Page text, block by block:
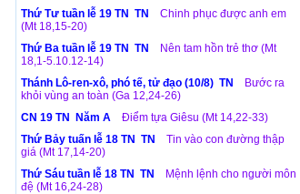
Thứ Tư tuần lễ 19 TN TN
Chinh phục được anh em
(Mt 18,15-20)
Thứ Ba tuần lễ 19 TN TN
Nên tam hồn trẻ thơ (Mt
18,1-5.10.12-14)
Thánh Lô-ren-xô, phó tế, tử đạo (10/8) TN
Bước ra
khỏi vùng an toàn (Ga 12,24-26)
CN 19 TN Năm A
Điểm tựa Giêsu (Mt 14,22-33)
Thứ Bảy tuấn lễ 18 TN TN
Tin vào con đường thập
giá (Mt 17,14-20)
Thứ Sáu tuần lễ 18 TN TN
Mệnh lệnh cho người môn
đệ (Mt 16,24-28)